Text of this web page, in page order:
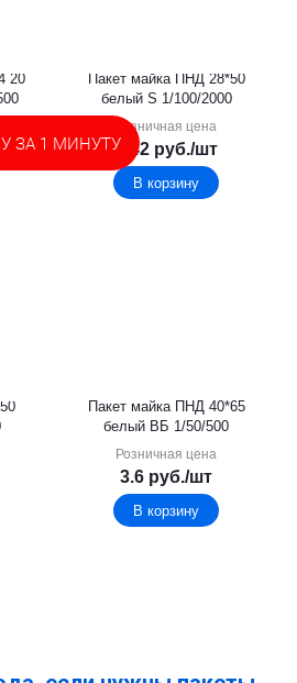
20
Пакет майка ПНД 28*50
белый S 1/100/2000
Розничная цена
1.42руб./шт
В корзину
Пакет майка ПНД 40*65
белый ВБ 1/50/500
Розничная цена
3.6 руб./шт
В корзину
ЗА 1 МИНУТУ